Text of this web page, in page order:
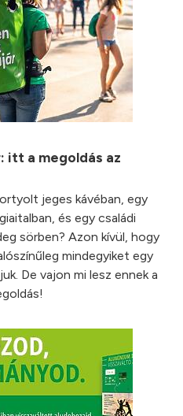
itt a megoldás az
jeges kávéban, egy
és egy családi
sörben? Azon kívül, hogy
mindegyiket egy
De vajon mi lesz ennek a